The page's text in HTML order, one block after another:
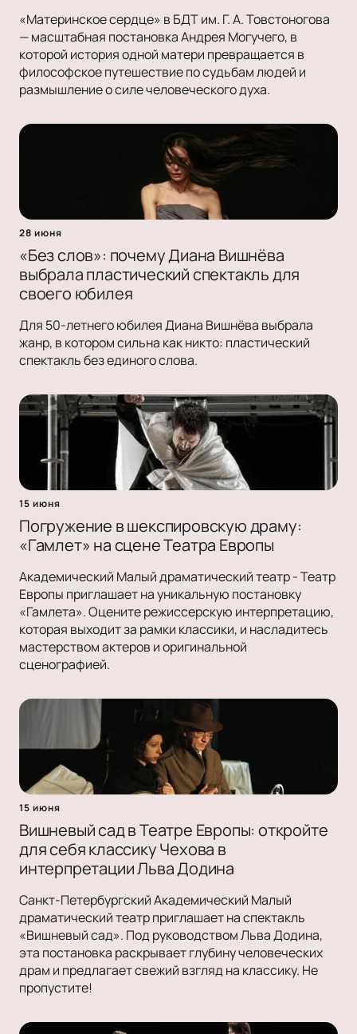
«Материнское сердце» в БДТ им. Г. А. Товстоногова
— масштабная постановка Андрея Могучего, в
которой история одной матери превращается в
философское путешествие по судьбам людей и
размышление о силе человеческого духа.
28 июня
«Без слов»: почему Диана Вишнёва
выбрала пластический спектакль для
своего юбилея
Для 50-летнего юбилея Диана Вишнёва выбрала
жанр, в котором сильна как никто: пластический
спектакль без единого слова.
15 июня
Погружение в шекспировскую драму:
«Гамлет» на сцене Театра Европы
Академический Малый драматический театр - Театр
Европы приглашает на уникальную постановку
«Гамлета». Оцените режиссерскую интерпретацию,
которая выходит за рамки классики, и насладитесь
мастерством актеров и оригинальной
сценографией.
15 июня
Вишневый сад в Театре Европы: откройте
для себя классику Чехова в
интерпретации Льва Додина
Санкт-Петербургский Академический Малый
драматический театр приглашает на спектакль
«Вишневый сад». Под руководством Льва Додина,
эта постановка раскрывает глубину человеческих
драм и предлагает свежий взгляд на классику. Не
пропустите!